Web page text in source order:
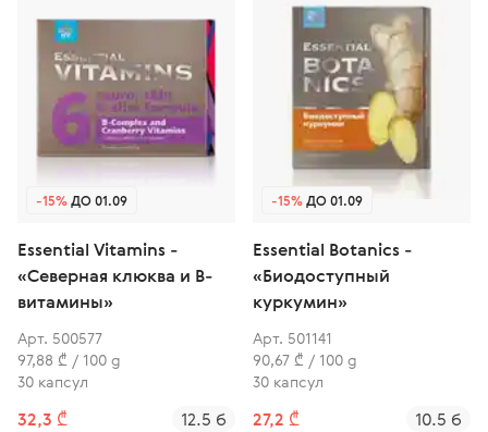
-15%ДО 01.09
Essential Vitamins -
«Северная клюква и В-
витамины»
Арт. 500577
97,88 ₾ / 100 g
30 капсул
32,3 ₾ 12.5 б
-15%ДО 01.09
Essential Botanics -
«Биодоступный
куркумин»
Арт. 501141
90,67 ₾ / 100 g
30 капсул
27,2 ₾ 10.5 б